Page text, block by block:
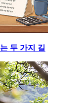
두 가지 길